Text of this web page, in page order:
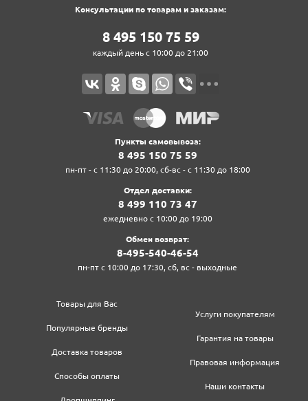
Консультации по товарам и заказам:
8‍ 4‍9‍5‍ 1‍5‍0‍ 7‍5‍ 5‍9‍
каждый день с 10:00 до 21:00
Пункты самовывоза:
8‍ 4‍9‍5‍ 1‍5‍0‍ 7‍5‍ 5‍9‍
пн-пт - с 11:30 до 20:00, сб-вс - с 11:30 до 18:00
Отдел доставки:
8‍ 4‍9‍9‍ 1‍1‍0‍ 7‍3‍ 4‍7‍
ежедневно с 10:00 до 19:00
Обмен возврат:
8‍-4‍9‍5‍-5‍4‍0‍-4‍6‍-5‍4‍
пн-пт с 10:00 до 17:30, сб, вс - выходные
Товары для Вас
Популярные бренды
Доставка товаров
Способы оплаты
Услуги покупателям
Гарантия на товары
Правовая информация
Наши контакты